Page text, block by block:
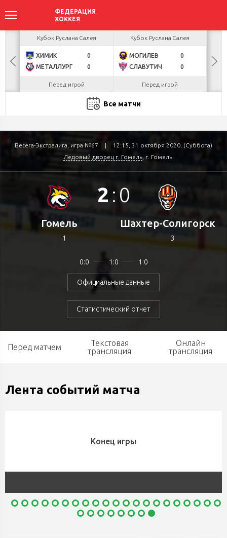
БУЛ
Кубок Руслана Салея
ХИМИК
0
МЕТАЛЛУРГ
0
Перед игрой
Кубок Руслана Салея
МОГИЛЕВ
0
СЛАВУТИЧ
0
Перед игрой
Все матчи
Betera-Экстралига, игра №67 |
12:15, 31 октября 2020, (Суббота)
Ледовый дворец г. Гомель, г. Гомель
Гомель
1
2 : 0
0:0 1:0 1:0
Официальные данные
Статистический отчет
Шахтер-Солигорск
3
Перед матчем
Текстовая
трансляция
Онлайн
трансляция
Лента событий матча
Конец игры